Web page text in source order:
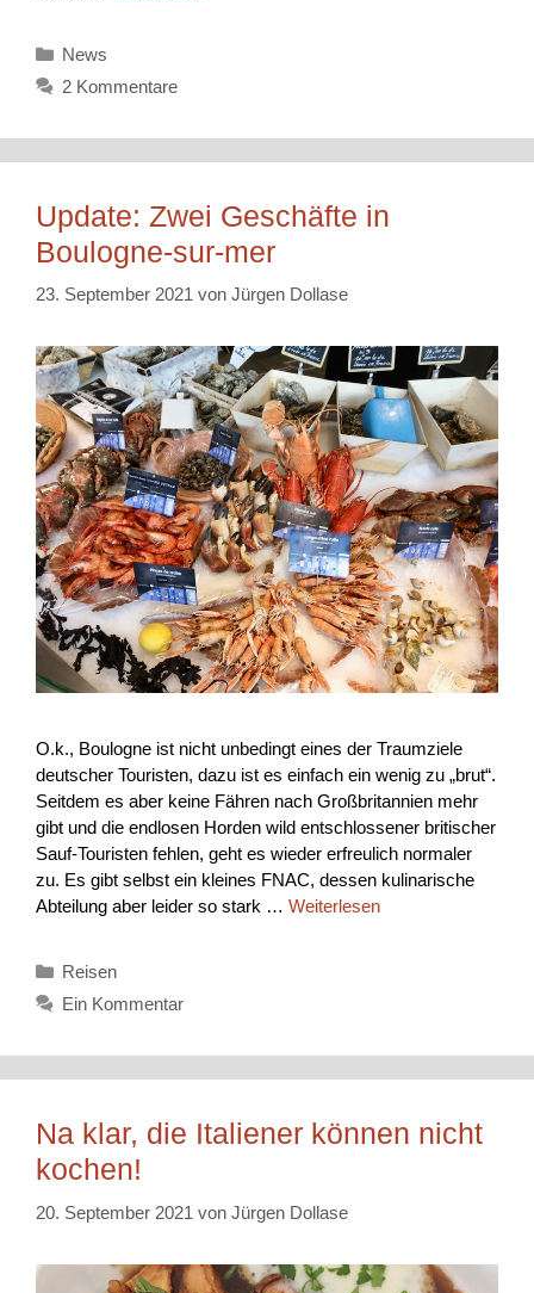
Kategorien
News
2 Kommentare
Update: Zwei Geschäfte in
Boulogne-sur-mer
23. September 2021 von Jürgen Dollase
O.k., Boulogne ist nicht unbedingt eines der Traumziele
deutscher Touristen, dazu ist es einfach ein wenig zu „brut“.
Seitdem es aber keine Fähren nach Großbritannien mehr
gibt und die endlosen Horden wild entschlossener britischer
Sauf-Touristen fehlen, geht es wieder erfreulich normaler
zu. Es gibt selbst ein kleines FNAC, dessen kulinarische
Abteilung aber leider so stark … Weiterlesen
Kategorien
Reisen
Ein Kommentar
Na klar, die Italiener können nicht
kochen!
20. September 2021 von Jürgen Dollase